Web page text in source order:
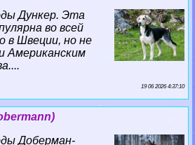
Дункер. Эта
во всей
в Швеции, но не
Американским
19 06 2026 4:37:10
Доберман-